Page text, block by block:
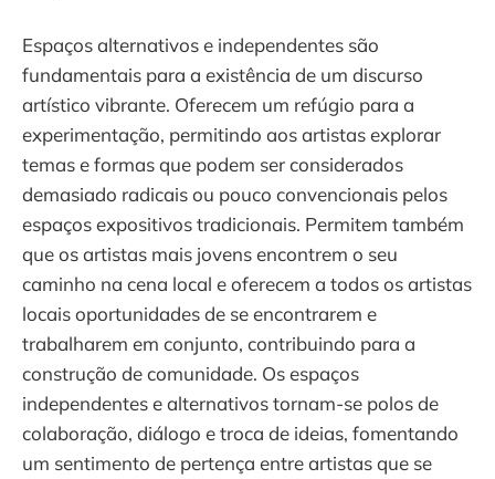
Espaços alternativos e independentes são
fundamentais para a existência de um discurso
artístico vibrante. Oferecem um refúgio para a
experimentação, permitindo aos artistas explorar
temas e formas que podem ser considerados
demasiado radicais ou pouco convencionais pelos
espaços expositivos tradicionais. Permitem também
que os artistas mais jovens encontrem o seu
caminho na cena local e oferecem a todos os artistas
locais oportunidades de se encontrarem e
trabalharem em conjunto, contribuindo para a
construção de comunidade. Os espaços
independentes e alternativos tornam-se polos de
colaboração, diálogo e troca de ideias, fomentando
um sentimento de pertença entre artistas que se